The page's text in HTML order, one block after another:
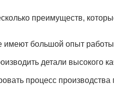
преимуществ,
имеют большой опыт
детали высокого
процесс